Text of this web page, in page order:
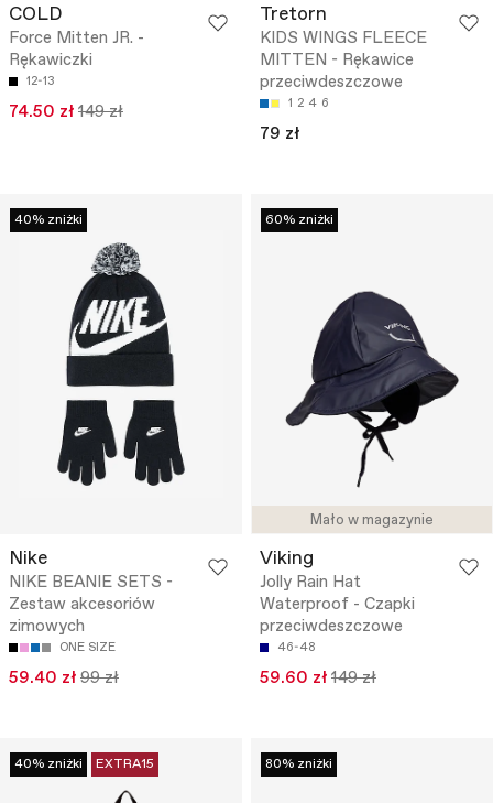
COLD
Force Mitten JR. -
Rękawiczki
12-13
74.50 zł 149 zł
Tretorn
KIDS WINGS FLEECE
MITTEN - Rękawice
przeciwdeszczowe
1 2 4 6
79 zł
40% zniżki
Nike
NIKE BEANIE SETS -
Zestaw akcesoriów
zimowych
ONE SIZE
59.40 zł 99 zł
Mało w magazynie
60% zniżki
Viking
Jolly Rain Hat
Waterproof - Czapki
przeciwdeszczowe
46-48
59.60 zł 149 zł
40% zniżki EXTRA15 80% zniżki